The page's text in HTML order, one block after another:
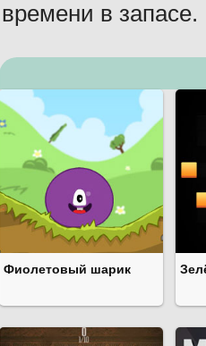
времени в запасе.
Фиолетовый шарик